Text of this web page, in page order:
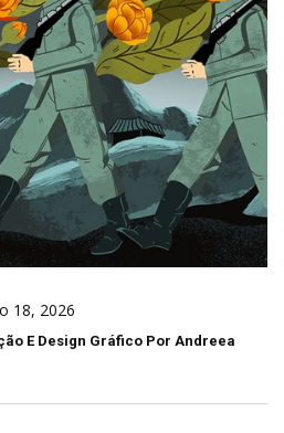
18, 2026
E Design Gráfico Por Andreea